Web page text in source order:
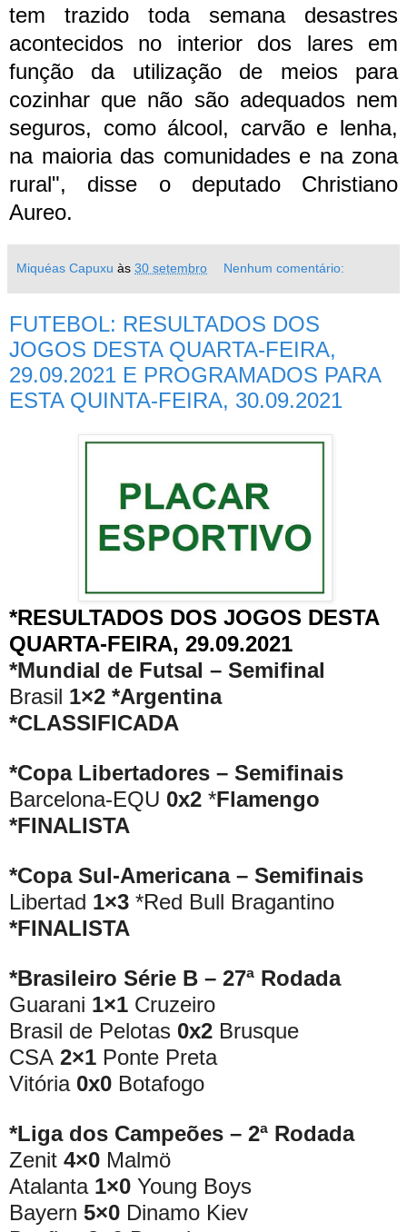
tem trazido toda semana desastres
acontecidos no interior dos lares em
função da utilização de meios para
cozinhar que não são adequados nem
seguros, como álcool, carvão e lenha,
na maioria das comunidades e na zona
rural", disse o deputado Christiano
Aureo.
Miquéas Capuxu às 30 setembro Nenhum comentário:
FUTEBOL: RESULTADOS DOS
JOGOS DESTA QUARTA-FEIRA,
29.09.2021 E PROGRAMADOS PARA
ESTA QUINTA-FEIRA, 30.09.2021
*RESULTADOS DOS JOGOS DESTA
QUARTA-FEIRA, 29.09.2021
*Mundial de Futsal – Semifinal
Brasil 1×2 *Argentina
*CLASSIFICADA
*Copa Libertadores – Semifinais
Barcelona-EQU 0x2 *Flamengo
*FINALISTA
*Copa Sul-Americana – Semifinais
Libertad 1×3 *Red Bull Bragantino
*FINALISTA
*Brasileiro Série B – 27ª Rodada
Guarani 1×1 Cruzeiro
Brasil de Pelotas 0x2 Brusque
CSA 2×1 Ponte Preta
Vitória 0x0 Botafogo
*Liga dos Campeões – 2ª Rodada
Zenit 4×0 Malmö
Atalanta 1×0 Young Boys
Bayern 5×0 Dinamo Kiev